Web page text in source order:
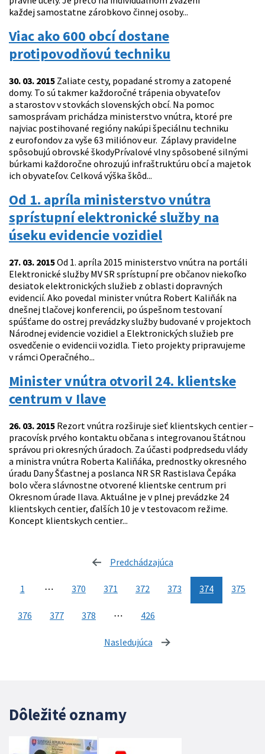
každej samostatne zárobkovo činnej osoby...
Viac ako 600 obcí dostane
protipovodňovú techniku
30. 03. 2015 Zaliate cesty, popadané stromy a zatopené
domy. To sú takmer každoročné trápenia obyvateľov
a starostov v stovkách slovenských obcí. Na pomoc
samosprávam prichádza ministerstvo vnútra, ktoré pre
najviac postihované regióny nakúpi špeciálnu techniku
z eurofondov za vyše 63 miliónov eur. Záplavy pravidelne
spôsobujú obrovské škodyPrívalové vlny spôsobené silnými
búrkami každoročne ohrozujú infraštruktúru obcí a majetok
ich obyvateľov. Celková výška škôd...
Od 1. apríla ministerstvo vnútra
sprístupní elektronické služby na
úseku evidencie vozidiel
27. 03. 2015Od 1. apríla 2015 ministerstvo vnútra na portáli
Elektronické služby MV SR sprístupní pre občanov niekoľko
desiatok elektronických služieb z oblasti dopravných
evidencií. Ako povedal minister vnútra Robert Kaliňák na
dnešnej tlačovej konferencii, po úspešnom testovaní
spúšťame do ostrej prevádzky služby budované v projektoch
Národnej evidencie vozidiel a Elektronických služieb pre
osvedčenie o evidencii vozidla. Tieto projekty pripravujeme
v rámci Operačného...
Minister vnútra otvoril 24. klientske
centrum v Ilave
26. 03. 2015 Rezort vnútra rozširuje sieť klientskych centier –
pracovísk prvého kontaktu občana s integrovanou štátnou
správou pri okresných úradoch. Za účasti podpredsedu vlády
a ministra vnútra Roberta Kaliňáka, prednostky okresného
úradu Dany Šťastnej a poslanca NR SR Rastislava Čepáka
bolo včera slávnostne otvorené klientske centrum pri
Okresnom úrade Ilava. Aktuálne je v plnej prevádzke 24
klientskych centier, ďalších 10 je v testovacom režime.
Koncept klientskych centier...
Predchádzajúca
1 ⋯ 370 371 372 373 374 375
376 377 378 ⋯ 426
Nasledujúca stránka
Dôležité oznamy